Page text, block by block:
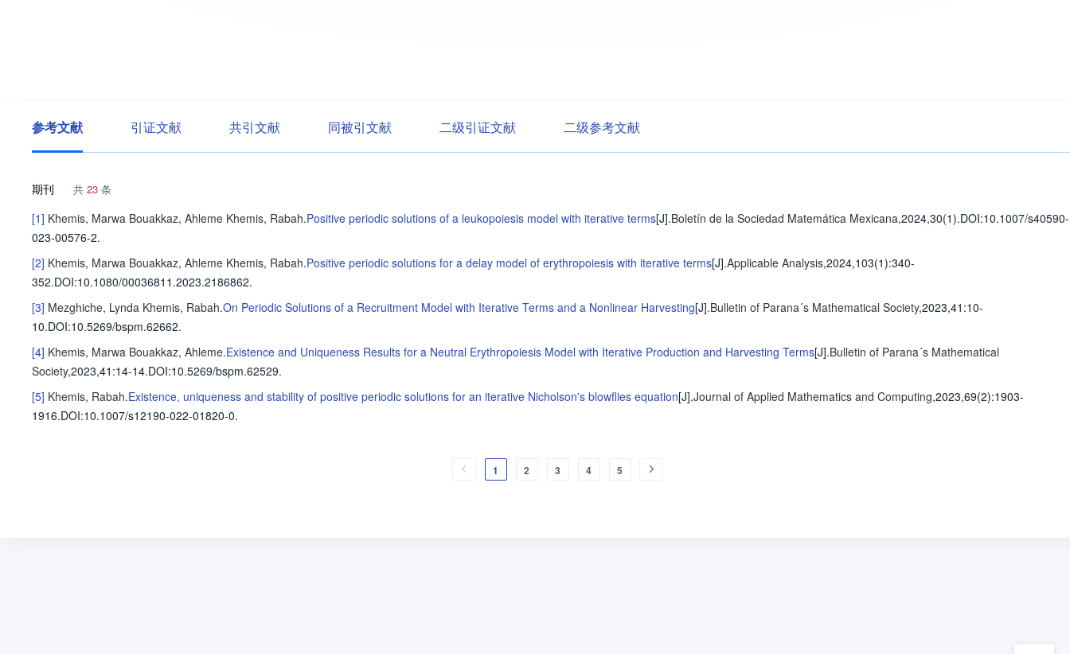
参考文献 引证文献 共引文献 同被引文献 二级引证文献 二级参考文献
期刊 共 23 条
[1] Khemis, Marwa Bouakkaz, Ahleme Khemis, Rabah.Positive periodic solutions of a leukopoiesis model with iterative terms[J].Boletín de la Sociedad Matemática Mexicana,2024,30(1).DOI:10.1007/s40590-
023-00576-2.
[2] Khemis, Marwa Bouakkaz, Ahleme Khemis, Rabah.Positive periodic solutions for a delay model of erythropoiesis with iterative terms[J].Applicable Analysis,2024,103(1):340-
352.DOI:10.1080/00036811.2023.2186862.
[3] Mezghiche, Lynda Khemis, Rabah.On Periodic Solutions of a Recruitment Model with Iterative Terms and a Nonlinear Harvesting[J].Bulletin of Parana´s Mathematical Society,2023,41 :10-
10.DOI:10.5269/bspm.62662.
[4] Khemis, Marwa Bouakkaz, Ahleme.Existence and Uniqueness Results for a Neutral Erythropoiesis Model with Iterative Production and Harvesting Terms[J].Bulletin of Parana´s Mathematical
Society,2023,41 :14-14.DOI:10.5269/bspm.62529.
[5] Khemis, Rabah.Existence, uniqueness and stability of positive periodic solutions for an iterative Nicholson's blowflies equation[J].Journal of Applied Mathematics and Computing,2023,69(2):1903-
1916.DOI:10.1007/s12190-022-01820-0.
1 2 3 4 5